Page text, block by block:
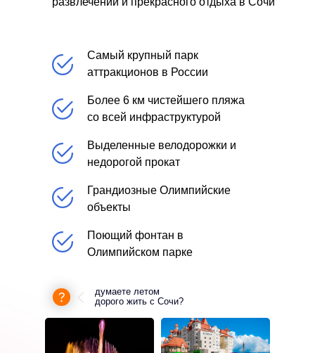
Самый крупный парк
аттракционов в России
Более 6 км чистейшего пляжа
со всей инфраструктурой
Выделенные велодорожки и
недорогой прокат
Грандиозные Олимпийские
объекты
Поющий фонтан в
Олимпийском парке
думаете летом
дорого жить с Сочи?